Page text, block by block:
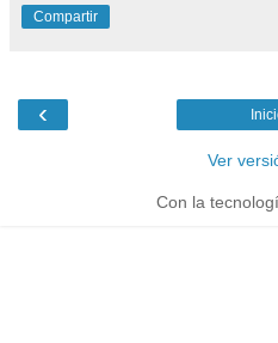
Compartir
‹
Ver
Con la